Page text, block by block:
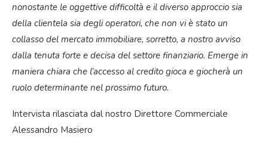
nonostante le oggettive difficoltà e il diverso approccio sia
della clientela sia degli operatori, che non vi è stato un
collasso del mercato immobiliare, sorretto, a nostro avviso
dalla tenuta forte e decisa del settore finanziario. Emerge in
maniera chiara che l’accesso al credito gioca e giocherà un
ruolo determinante nel prossimo futuro.
Intervista rilasciata dal nostro Direttore Commerciale
Alessandro Masiero